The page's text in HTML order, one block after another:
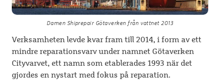
Damen Shiprepair Götaverken från vattnet 2013
Verksamheten levde kvar fram till 2014, i form av ett
mindre reparationsvarv under namnet Götaverken
Cityvarvet, ett namn som etablerades 1993 när det
gjordes en nystart med fokus på reparation.